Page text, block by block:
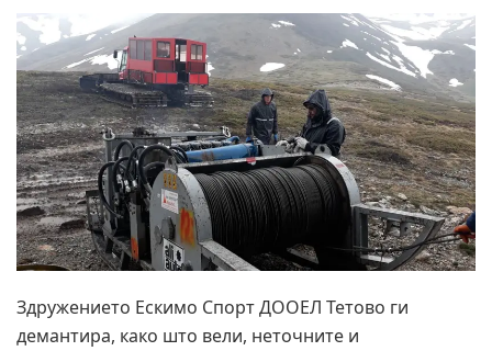
Здружението Ескимо Спорт ДООЕЛ Тетово ги
демантира, како што вели, неточните и